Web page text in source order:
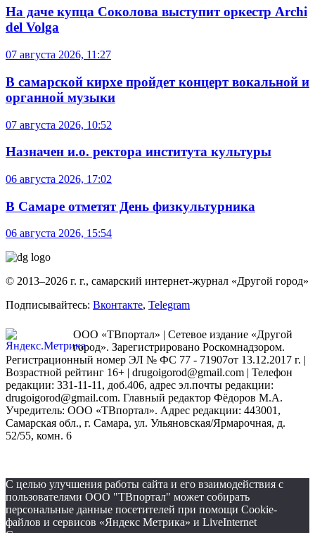
На даче купца Соколова выступит оркестр Archi
del Volga
07 августа 2026, 11:27
В самарской кирхе пройдет концерт вокальной и
органной музыки
07 августа 2026, 10:52
Назначен и.о. ректора института культуры
06 августа 2026, 17:02
В Самаре отметят День физкультурника
06 августа 2026, 15:54
© 2013–2026 г. г., самарский интернет-журнал «Другой город»
Подписывайтесь: Вконтакте, Telegram
ООО «ТВпортал» | Сетевое издание «Другой
город». Зарегистрировано Роскомнадзором.
Регистрационный номер ЭЛ № ФС 77 - 71907от 13.12.2017 г. |
Возрастной рейтинг 16+ | drugoigorod@gmail.com | Телефон
редакции: 331-11-11, доб.406, адрес эл.почты редакции:
drugoigorod@gmail.com. Главный редактор Фёдоров М.А.
Учредитель: ООО «ТВпортал». Адрес редакции: 443001,
Самарская обл., г. Самара, ул. Ульяновская/Ярмарочная, д.
52/55, комн. 6
С целью улучшения работы сайта и его взаимодействия с
пользователями ООО "ТВпортал" может собирать
персональные данные посетителей при помощи Cookie-
файлов и сервисов «Яндекс Метрика» и LiveInternet